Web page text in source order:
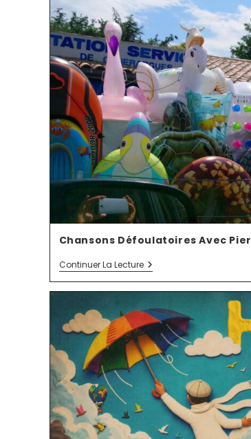
Chansons Défoulatoires Avec
Continuer La Lecture